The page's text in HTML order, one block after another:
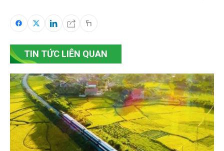
TIN TỨC LIÊN QUAN